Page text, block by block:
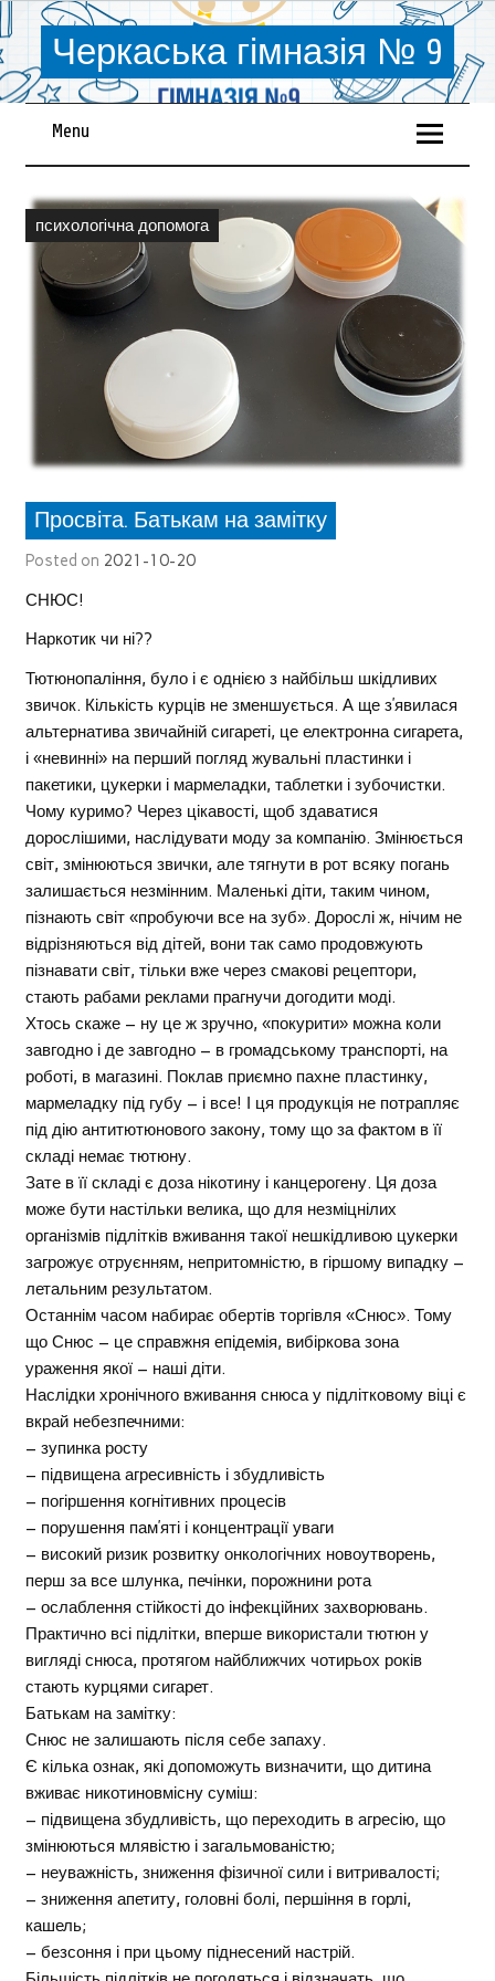
Черкаська гімназія № 9
Menu
психологiчна допомога
Просвіта. Батькам на замітку
Posted on 2021-10-20
СНЮС!
Наркотик чи ні??
Тютюнопаління, було і є однією з найбільш шкідливих
звичок. Кількість курців не зменшується. А ще з’явилася
альтернатива звичайній сигареті, це електронна сигарета,
і «невинні» на перший погляд жувальні пластинки і
пакетики, цукерки і мармеладки, таблетки і зубочистки.
Чому куримо? Через цікавості, щоб здаватися
дорослішими, наслідувати моду за компанію. Змінюється
світ, змінюються звички, але тягнути в рот всяку погань
залишається незмінним. Маленькі діти, таким чином,
пізнають світ «пробуючи все на зуб». Дорослі ж, нічим не
відрізняються від дітей, вони так само продовжують
пізнавати світ, тільки вже через смакові рецептори,
стають рабами реклами прагнучи догодити моді.
Хтось скаже – ну це ж зручно, «покурити» можна коли
завгодно і де завгодно – в громадському транспорті, на
роботі, в магазині. Поклав приємно пахне пластинку,
мармеладку під губу – і все! І ця продукція не потрапляє
під дію антитютюнового закону, тому що за фактом в її
складі немає тютюну.
Зате в її складі є доза нікотину і канцерогену. Ця доза
може бути настільки велика, що для незміцнілих
організмів підлітків вживання такої нешкідливою цукерки
загрожує отруєнням, непритомністю, в гіршому випадку –
летальним результатом.
Останнім часом набирає обертів торгівля «Снюс». Тому
що Снюс – це справжня епідемія, вибіркова зона
ураження якої – наші діти.
Наслідки хронічного вживання снюса у підлітковому віці є
вкрай небезпечними:
– зупинка росту
– підвищена агресивність і збудливість
– погіршення когнітивних процесів
– порушення пам’яті і концентрації уваги
– високий ризик розвитку онкологічних новоутворень,
перш за все шлунка, печінки, порожнини рота
– ослаблення стійкості до інфекційних захворювань.
Практично всі підлітки, вперше використали тютюн у
вигляді снюса, протягом найближчих чотирьох років
стають курцями сигарет.
Батькам на замітку:
Снюс не залишають після себе запаху.
Є кілька ознак, які допоможуть визначити, що дитина
вживає никотиновмісну суміш:
– підвищена збудливість, що переходить в агресію, що
змінюються млявістю і загальмованістю;
– неуважність, зниження фізичної сили і витривалості;
– зниження апетиту, головні болі, першіння в горлі,
кашель;
– безсоння і при цьому піднесений настрій.